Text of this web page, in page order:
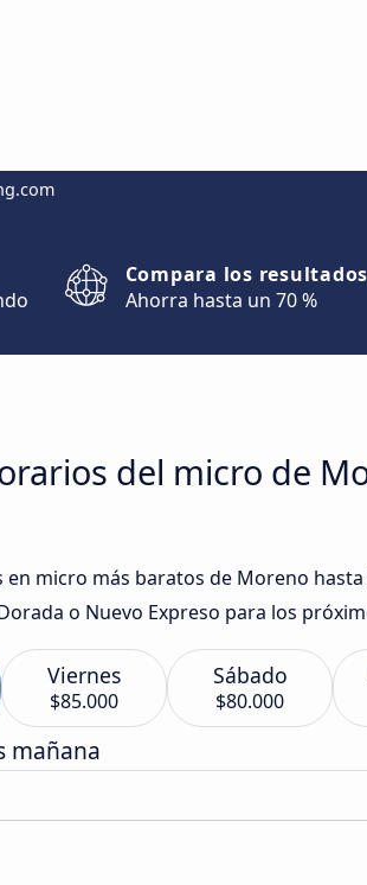
Compara los resultados
Ahorra hasta un 70 %
del micro de
micro más baratos de Moreno
o Nuevo Expreso para los
Viernes
$85.000
Sábado
$80.000
mañana